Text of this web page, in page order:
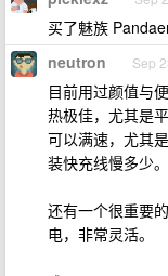
买了魅族
neutron Sep
目前用过颜值与
热极佳，尤其是
可以满速，尤其
装快充线慢多少。
还有一个很重要
电，非常灵活。